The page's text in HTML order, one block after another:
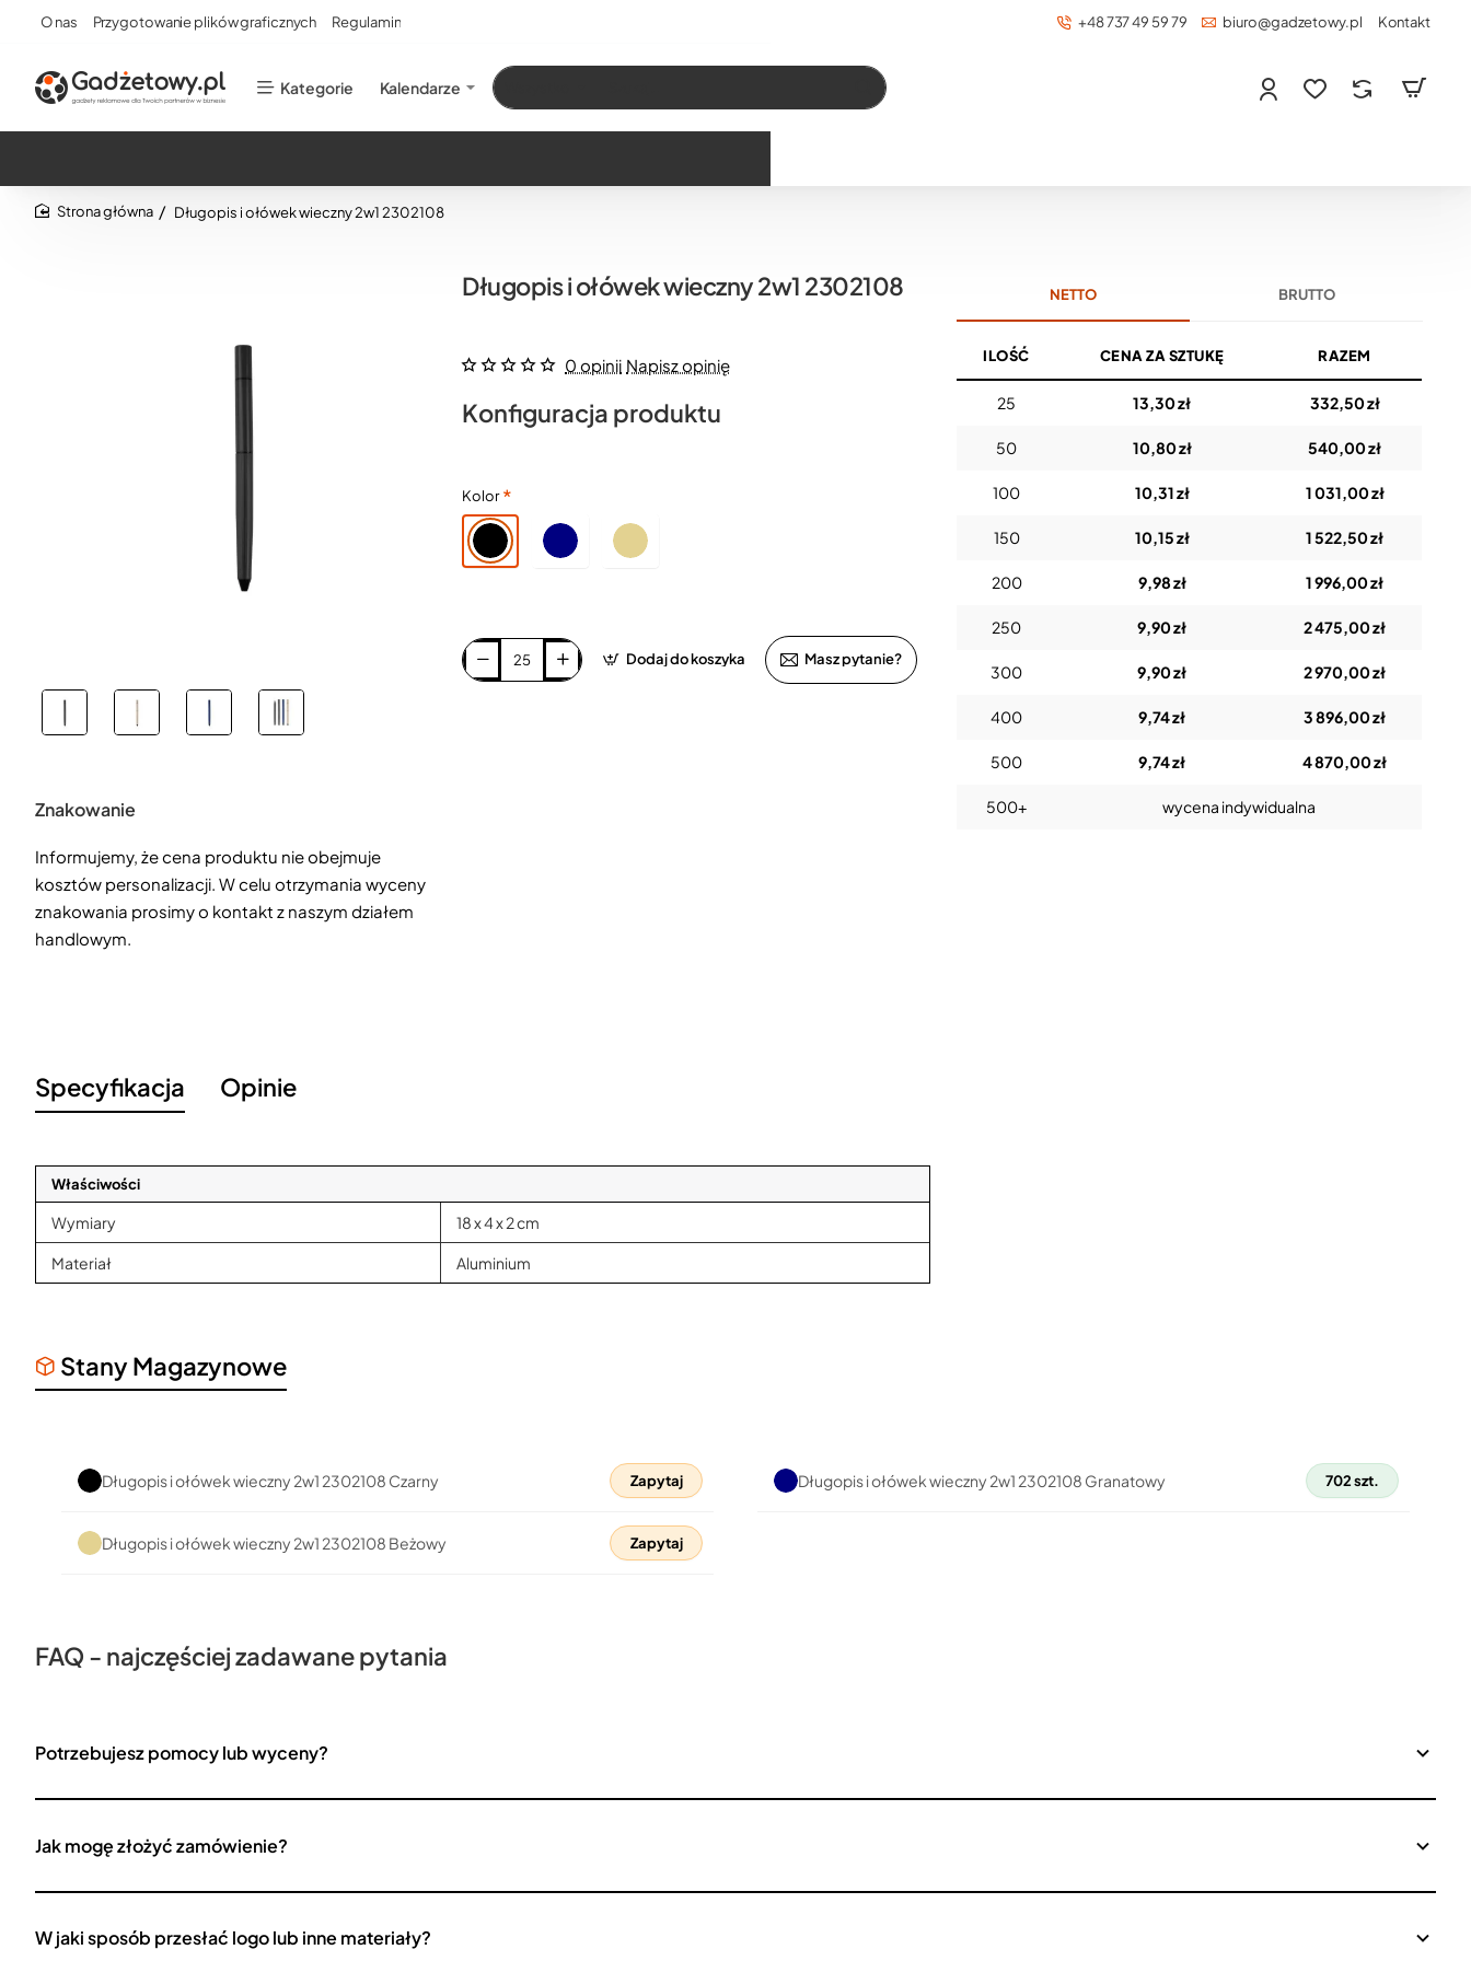
O nas Przygotowanie plików graficznych Regulamin +48 737 49 59 79 biuro@gadzetowy.pl Kontakt
Kategorie Kalendarze Szukaj…
Długopis i ołówek wieczny 2w1 2302108
Znakowanie
Informujemy, że cena produktu nie obejmuje
kosztów personalizacji. W celu otrzymania wyceny
znakowania prosimy o kontakt z naszym działem
handlowym.
Długopis i ołówek wieczny 2w1 2302108
0 opinii Napisz opinię
Konfiguracja produktu
Kolor
Dodaj do koszyka Masz pytanie?
Specyfikacja Opinie
Właściwości
Wymiary 18 x 4 x 2 cm
Materiał Aluminium
NETTO BRUTTO
ILOŚĆ CENA ZA SZTUKĘ RAZEM
25 13,30 zł 332,50 zł
50 10,80 zł 540,00 zł
100 10,31 zł 1 031,00 zł
150 10,15 zł 1 522,50 zł
200 9,98 zł 1 996,00 zł
250 9,90 zł 2 475,00 zł
300 9,90 zł 2 970,00 zł
400 9,74 zł 3 896,00 zł
500 9,74 zł 4 870,00 zł
500+ wycena indywidualna
Stany Magazynowe
Długopis i ołówek wieczny 2w1 2302108 Czarny Zapytaj Długopis i ołówek wieczny 2w1 2302108 Granatowy 702 szt.
Długopis i ołówek wieczny 2w1 2302108 Beżowy Zapytaj
FAQ - najczęściej zadawane pytania
Potrzebujesz pomocy lub wyceny?
Jak mogę złożyć zamówienie?
W jaki sposób przesłać logo lub inne materiały?